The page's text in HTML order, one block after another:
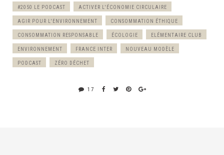
#2050 LE PODCAST ACTIVER L'ÉCONOMIE CIRCULAIRE
AGIR POUR L'ENVIRONNEMENT CONSOMMATION ÉTHIQUE
CONSOMMATION RESPONSABLE ÉCOLOGIE ELÉMENTAIRE CLUB
ENVIRONNEMENT FRANCE INTER NOUVEAU MODÈLE
PODCAST ZÉRO DÉCHET
17